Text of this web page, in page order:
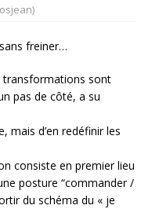
freiner…
transformations sont
pas de côté, a su
mais d’en redéfinir les
consiste en premier lieu
posture “commander /
du schéma du « je